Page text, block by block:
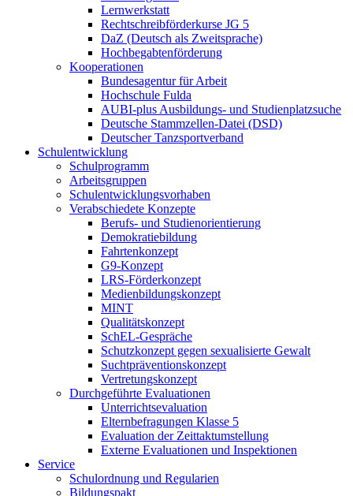
Lernwerkstatt
Rechtschreibförderkurse JG 5
DaZ (Deutsch als Zweitsprache)
Hochbegabtenförderung
Kooperationen
Bundesagentur für Arbeit
Hochschule Fulda
AUBI-plus Ausbildungs- und Studienplatzsuche
Deutsche Stammzellen-Datei (DSD)
Deutscher Tanzsportverband
Schulentwicklung
Schulprogramm
Arbeitsgruppen
Schulentwicklungsvorhaben
Verabschiedete Konzepte
Berufs- und Studienorientierung
Demokratiebildung
Fahrtenkonzept
G9-Konzept
LRS-Förderkonzept
Medienbildungskonzept
MINT
Qualitätskonzept
SchEL-Gespräche
Schutzkonzept gegen sexualisierte Gewalt
Suchtpräventionskonzept
Vertretungskonzept
Durchgeführte Evaluationen
Unterrichtsevaluation
Elternbefragungen Klasse 5
Evaluation der Zeittaktumstellung
Externe Evaluationen und Inspektionen
Service
Schulordnung und Regularien
Bildungspakt